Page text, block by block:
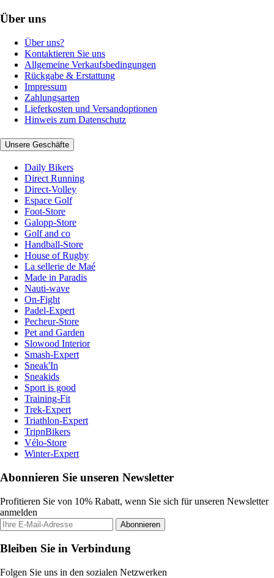
Über uns
Über uns?
Kontaktieren Sie uns
Allgemeine Verkaufsbedingungen
Rückgabe & Erstattung
Impressum
Zahlungsarten
Lieferkosten und Versandoptionen
Hinweis zum Datenschutz
Unsere Geschäfte
Daily Bikers
Direct Running
Direct-Volley
Espace Golf
Foot-Store
Galopp-Store
Golf and co
Handball-Store
House of Rugby
La sellerie de Maé
Made in Paradis
Nauti-wave
On-Fight
Padel-Expert
Pecheur-Store
Pet and Garden
Slowood Interior
Smash-Expert
Sneak'In
Sneakids
Sport is good
Training-Fit
Trek-Expert
Triathlon-Expert
TripnBikers
Vélo-Store
Winter-Expert
Abonnieren Sie unseren Newsletter
Profitieren Sie von 10% Rabatt, wenn Sie sich für unseren Newsletter
anmelden
Abonnieren
Bleiben Sie in Verbindung
Folgen Sie uns in den sozialen Netzwerken